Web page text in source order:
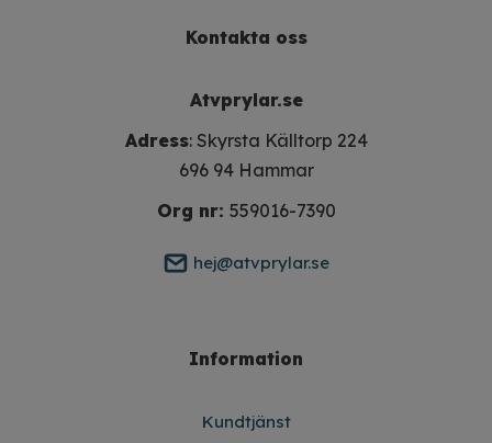
Kontakta oss
Atvprylar.se
Adress: Skyrsta Källtorp 224
696 94 Hammar
Org nr: 559016-7390
hej@atvprylar.se
Information
Kundtjänst